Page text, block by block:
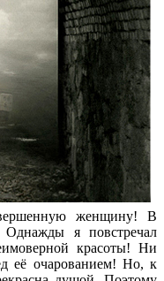
женщину! В
Однажды я повстречал
красоты! Ни
её очарованием! Но, к